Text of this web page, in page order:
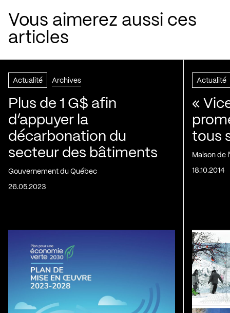
Vous aimerez aussi ces
articles
Actualité Archives
Plus de 1 G$ afin
d’appuyer la
décarbonation du
secteur des bâtiments
Gouvernement du Québec
26.05.2023
Actualité
«
tous
Maison de
18.10.2014